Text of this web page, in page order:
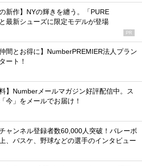
の新作】NYの輝きを纏う。「PURE
最新シューズに限定モデルが登場
PR
仲間とお得に】NumberPREMIER法人プラン
ート！
料】Numberメールマガジン好評配信中。ス
今」をメールでお届け！
ャンネル登録者数60,000人突破！バレーボ
、バスケ、野球などの選手のインタビュー